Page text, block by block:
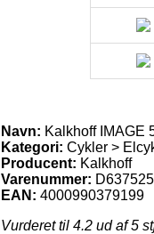
Navn: Kalkhoff IMAGE
Kategori: Cykler >
Producent: Kalkhoff
Varenummer:
EAN: 4000990379199
Vurderet til 4.2 ud af 5